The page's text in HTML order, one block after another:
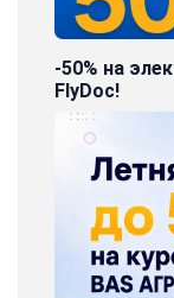
-50% на
FlyDoc!